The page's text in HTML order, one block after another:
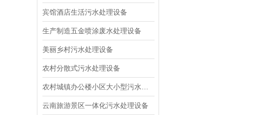
宾馆酒店生活污水处理设备
生产制造五金喷涂废水处理设备
美丽乡村污水处理设备
农村分散式污水处理设备
云南旅游景区一体化污水处理设备